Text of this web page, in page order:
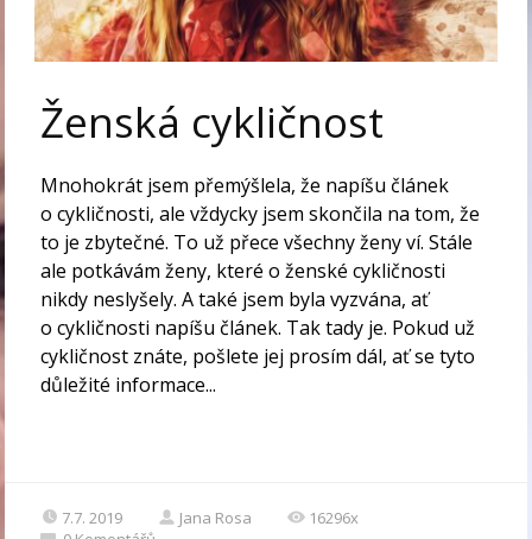
Ženská cykličnost
Mnohokrát jsem přemýšlela, že napíšu článek
o cykličnosti, ale vždycky jsem skončila na tom, že
to je zbytečné. To už přece všechny ženy ví. Stále
ale potkávám ženy, které o ženské cykličnosti
nikdy neslyšely. A také jsem byla vyzvána, ať
o cykličnosti napíšu článek. Tak tady je. Pokud už
cykličnost znáte, pošlete jej prosím dál, ať se tyto
důležité informace...
7.7. 2019 Jana Rosa
16296x